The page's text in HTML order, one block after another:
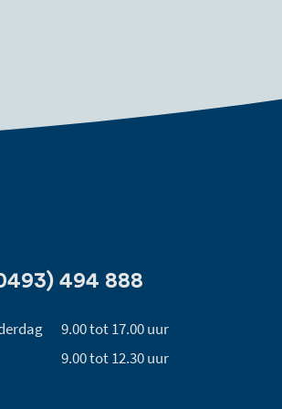
494 888
9.00 tot 17.00 uur
9.00 tot 12.30 uur